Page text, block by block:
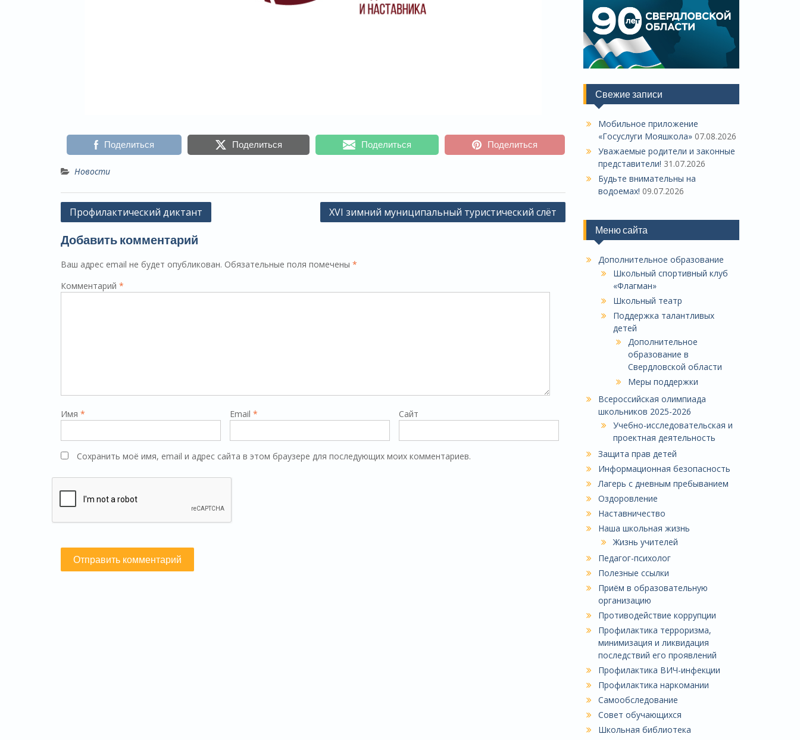
Поделиться Поделиться Поделиться Поделиться
Новости
Навигация
записям
Профилактический диктант XVI зимний муниципальный туристический слёт
Добавить комментарий
Ваш адрес email не будет опубликован. Обязательные поля помечены *
Комментарий *
Имя * Email * Сайт
Сохранить моё имя, email и адрес сайта в этом браузере для последующих моих комментариев.
Свежие записи
Мобильное приложение
«Госуслуги Мояшкола» 07.08.2026
Уважаемые родители и законные
представители! 31.07.2026
Будьте внимательны на
водоемах! 09.07.2026
Меню сайта
Дополнительное образование
Школьный спортивный клуб
«Флагман»
Школьный театр
Поддержка талантливых
детей
Дополнительное
образование в
Свердловской области
Меры поддержки
Всероссийская олимпиада
школьников 2025-2026
Учебно-исследовательская и
проектная деятельность
Защита прав детей
Информационная безопасность
Лагерь с дневным пребыванием
Оздоровление
Наставничество
Наша школьная жизнь
Жизнь учителей
Педагог-психолог
Полезные ссылки
Приём в образовательную
организацию
Противодействие коррупции
Профилактика терроризма,
минимизация и ликвидация
последствий его проявлений
Профилактика ВИЧ-инфекции
Профилактика наркомании
Самообследование
Совет обучающихся
Школьная библиотека